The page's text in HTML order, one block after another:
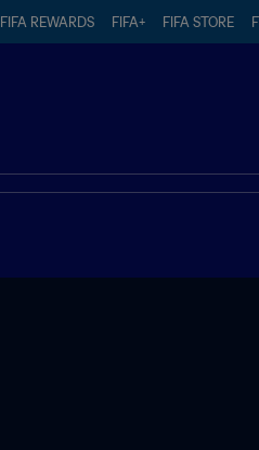
FIFA REWARDS FIFA+ FIFA STORE